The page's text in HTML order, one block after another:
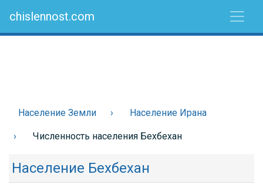
chislennost.com
Население Земли Население Ирана
Численность населения Бехбехан
Население Бехбехан